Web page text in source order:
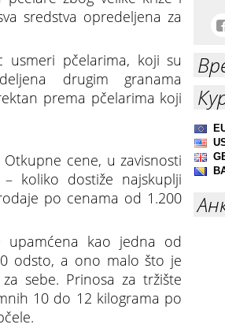
sredstva opredeljena za
pčelarima, koji su
drugim granama
prema pčelarima koji
cene, u zavisnosti
koliko dostiže najskuplji
po cenama od 1.200
upamćena kao jedna od
odsto, a ono malo što je
sebe. Prinosa za tržište
10 do 12 kilograma po